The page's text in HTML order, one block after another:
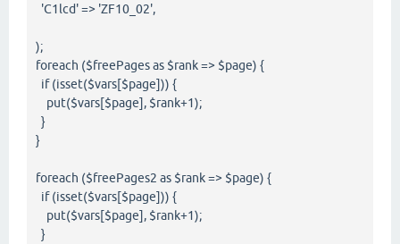
'C1lcd' => 'ZF10_02',
);
foreach ($freePages as $rank => $page) {
if (isset($vars[$page])) {
put($vars[$page], $rank+1);
}
}
foreach ($freePages2 as $rank => $page) {
if (isset($vars[$page])) {
put($vars[$page], $rank+1);
}